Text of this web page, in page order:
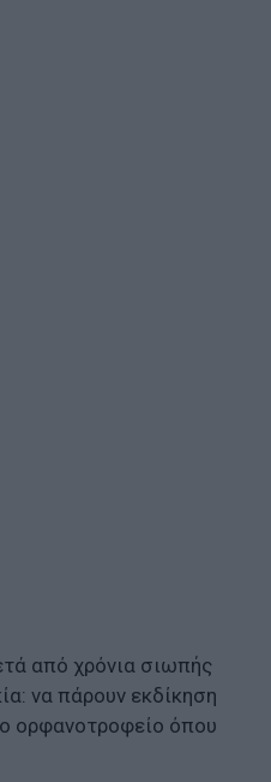
από χρόνια σιωπής
να πάρουν εκδίκηση
ορφανοτροφείο όπου